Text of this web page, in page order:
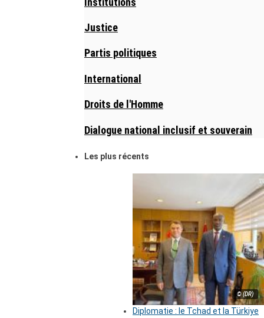
Justice
Partis politiques
International
Droits de l'Homme
Dialogue national inclusif et souverain
Les plus récents
© (DR)
Diplomatie : le Tchad et la Türkiye